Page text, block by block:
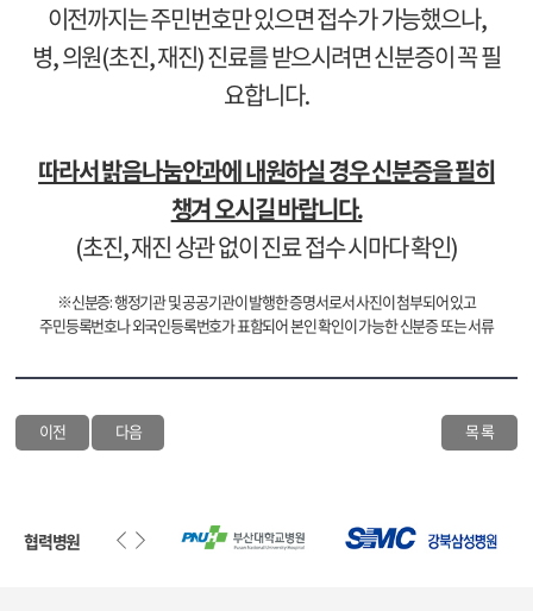
이전까지는 주민번호만 있으면 접수가 가능했으나,
병, 의원(초진, 재진) 진료를 받으시려면 신분증이 꼭 필
요합니다.
따라서 밝음나눔안과에 내원하실 경우 신분증을 필히
챙겨 오시길 바랍니다.
(초진, 재진 상관 없이 진료 접수 시마다 확인)
※신분증: 행정기관 및 공공기관이 발행한 증명서로서 사진이 첨부되어 있고
주민등록번호나 외국인등록번호가 표함되어 본인 확인이 가능한 신분증 또는 서류
이전 다음 목 록
협력병원